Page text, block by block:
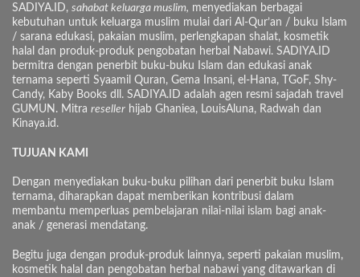
SADIYA.ID, sahabat keluarga muslim, menyediakan berbagai
kebutuhan untuk keluarga muslim mulai dari Al-Qur’an / buku Islam
/ sarana edukasi, pakaian muslim, perlengkapan shalat, kosmetik
halal dan produk-produk pengobatan herbal Nabawi. SADIYA.ID
bermitra dengan penerbit buku-buku Islam dan edukasi anak
ternama seperti Syaamil Quran, Gema Insani, el-Hana, TGoF, Shy-
Candy, Kaby Books dll. SADIYA.ID adalah agen resmi sajadah travel
GUMUN. Mitra reseller hijab Ghaniea, LouisAluna, Radwah dan
Kinaya.id.
TUJUAN KAMI
Dengan menyediakan buku-buku pilihan dari penerbit buku Islam
ternama, diharapkan dapat memberikan kontribusi dalam
membantu memperluas pembelajaran nilai-nilai islam bagi anak-
anak / generasi mendatang.
Begitu juga dengan produk-produk lainnya, seperti pakaian muslim,
kosmetik halal dan pengobatan herbal nabawi yang ditawarkan di